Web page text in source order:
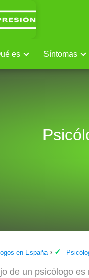
es Síntomas
en España
de un psicólogo